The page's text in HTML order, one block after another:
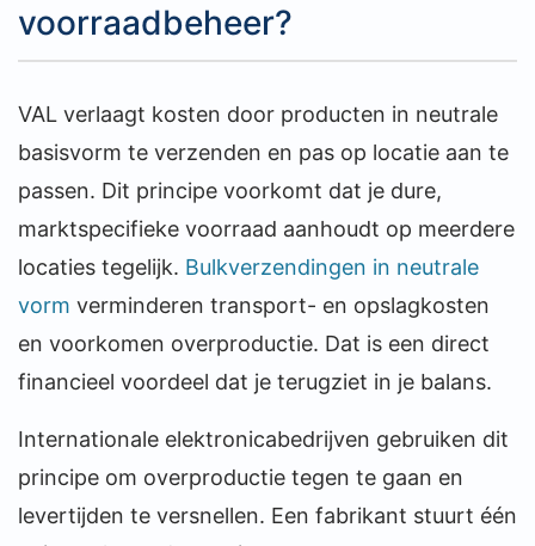
voorraadbeheer?
VAL verlaagt kosten door producten in neutrale
basisvorm te verzenden en pas op locatie aan te
passen. Dit principe voorkomt dat je dure,
marktspecifieke voorraad aanhoudt op meerdere
locaties tegelijk. Bulkverzendingen in neutrale
vorm verminderen transport- en opslagkosten
en voorkomen overproductie. Dat is een direct
financieel voordeel dat je terugziet in je balans.
Internationale elektronicabedrijven gebruiken dit
principe om overproductie tegen te gaan en
levertijden te versnellen. Een fabrikant stuurt één